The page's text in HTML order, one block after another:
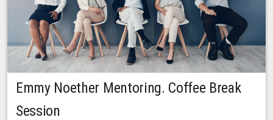
Emmy Noether Mentoring. Coffee Break
Session